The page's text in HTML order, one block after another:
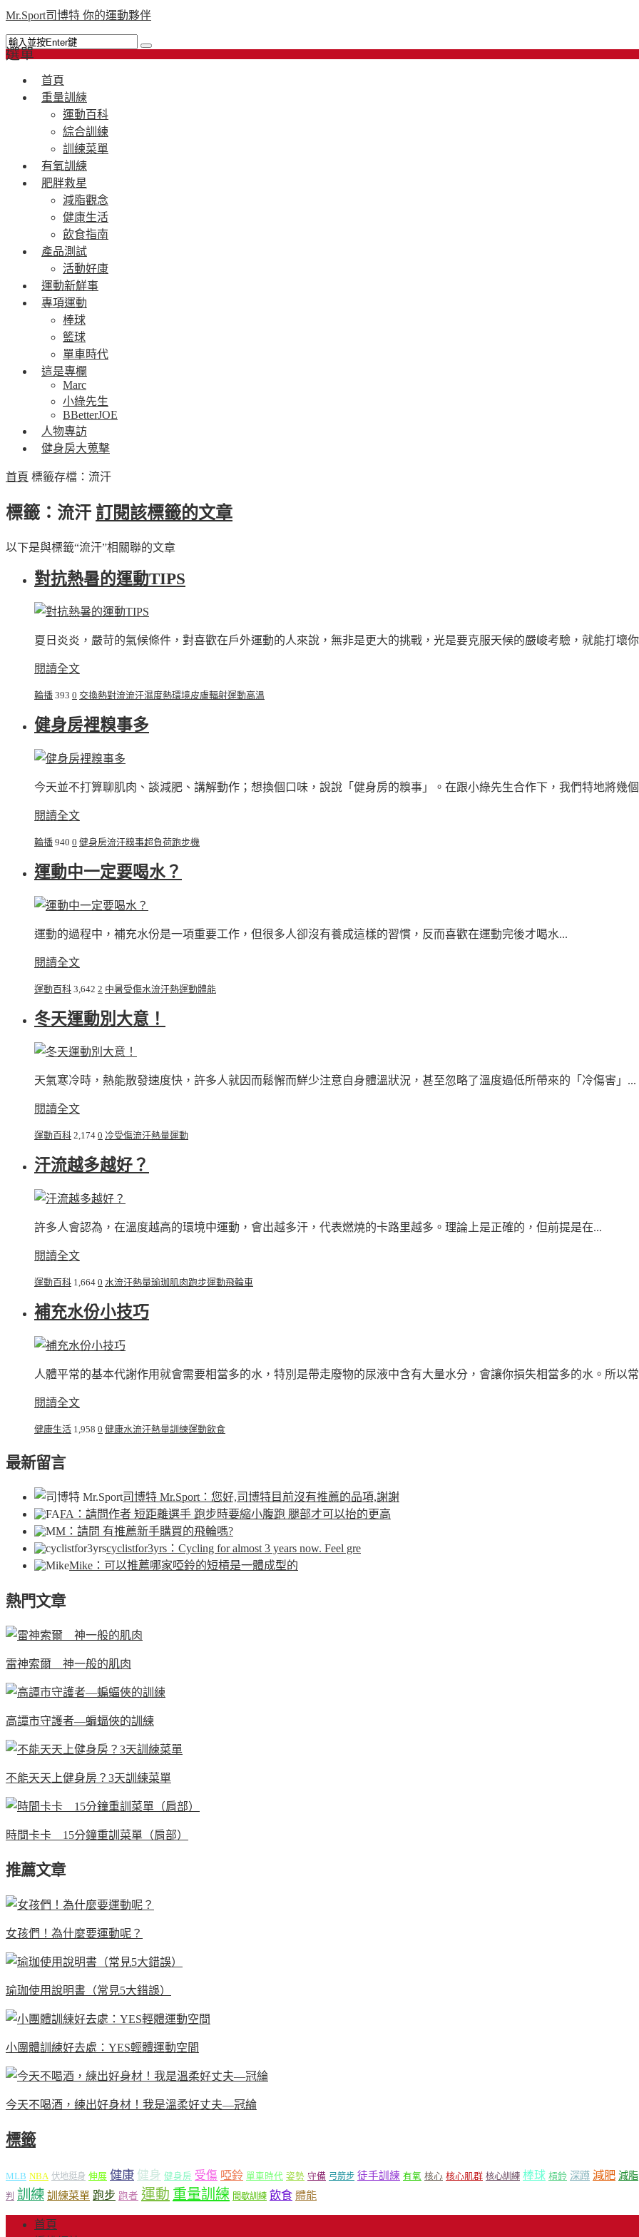
Mr.Sport司博特 你的運動夥伴
選單
首頁
重量訓練
運動百科
綜合訓練
訓練菜單
有氧訓練
肥胖救星
減脂觀念
健康生活
飲食指南
產品測試
活動好康
運動新鮮事
專項運動
棒球
籃球
單車時代
這是專欄
Marc
小綠先生
BBetterJOE
人物專訪
健身房大蒐擊
首頁 標籤存檔：流汗
標籤：流汗 訂閱該標籤的文章
以下是與標籤“流汗”相關聯的文章
對抗熱暑的運動TIPS
夏日炎炎，嚴苛的氣候條件，對喜歡在戶外運動的人來說，無非是更大的挑戰，光是要克服天候的嚴峻考驗，就能打壞
閱讀全文
輪播 393 0 交換熱對流流汗濕度熱環境皮膚輻射運動高溫
健身房裡糗事多
今天並不打算聊肌肉、談減肥、講解動作；想換個口味，說說「健身房的糗事」。在跟小綠先生合作下，我們特地將幾
閱讀全文
輪播 940 0 健身房流汗糗事超負荷跑步機
運動中一定要喝水？
運動的過程中，補充水份是一項重要工作，但很多人卻沒有養成這樣的習慣，反而喜歡在運動完後才喝水...
閱讀全文
運動百科 3,642 2 中暑受傷水流汗熱運動體能
冬天運動別大意！
天氣寒冷時，熱能散發速度快，許多人就因而鬆懈而鮮少注意自身體溫狀況，甚至忽略了溫度過低所帶來的「冷傷害」...
閱讀全文
運動百科 2,174 0 冷受傷流汗熱量運動
汗流越多越好？
許多人會認為，在溫度越高的環境中運動，會出越多汗，代表燃燒的卡路里越多。理論上是正確的，但前提是在...
閱讀全文
運動百科 1,664 0 水流汗熱量瑜珈 肌肉跑步運動飛輪車
補充水份小技巧
人體平常的基本代謝作用就會需要相當多的水，特別是帶走廢物的尿液中含有大量水分，會讓你損失相當多的水。所以
閱讀全文
健康生活 1,958 0 健康水流汗熱量訓練運動飲食
最新留言
司博特 Mr.Sport ：您好,司博特目前沒有推薦的品項,謝謝
FA ：請問作者 短距離選手 跑步時要縮小腹跑 腿部才可以抬的更高
M ：請問 有推薦新手購買的飛輪嗎?
cyclistfor3yrs ：Cycling for almost 3 years now. Feel gre
Mike ：可以推薦哪家啞鈴的短槓是一體成型的
熱門文章
雷神索爾 神一般的肌肉
高譚市守護者—蝙蝠俠的訓練
不能天天上健身房？3天訓練菜單
時間卡卡 15分鐘重訓菜單（肩部）
推薦文章
女孩們！為什麼要運動呢？
瑜珈使用說明書（常見5大錯誤）
小團體訓練好去處：YES輕體運動空間
今天不喝酒，練出好身材！我是溫柔好丈夫—冠綸
標籤
MLB NBA 伏地挺身 伸展 健康 健身 健身房 受傷 啞鈴 單車時代 姿勢 守備 弓箭步 徒手訓練 有氧 核心 核心肌群 核心訓練 棒球 槓鈴 深蹲 減肥 減脂
判 訓練 訓練菜單 跑步 跑者 運動 重量訓練 間歇訓練 飲食 體能
首頁